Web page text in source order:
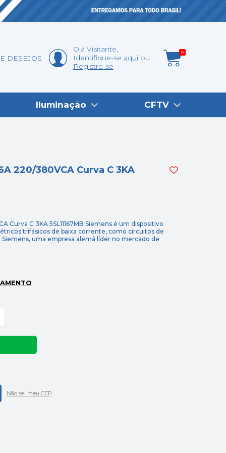
DESEJOS
Olá Visitante,
Identifique-se aqui
Registre-se
0
Iluminação CFTV
220/380VCA Curva C 3KA
Curva C 3KA 5SL11167MB Siemens é um dispositivo
trifásicos de baixa corrente, como circuitos de
uma empresa alemã líder no mercado de